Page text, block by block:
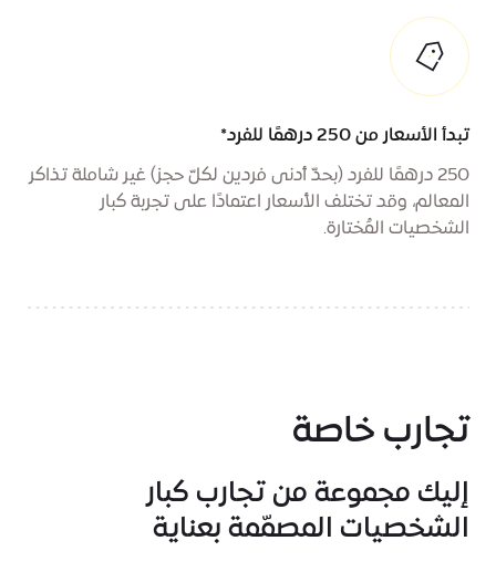
تبدأ الأسعار من 250 درهمًا للفرد*
250 درهمًا للفرد (بحدّ أدنى فردين لكلّ حجز) غير شاملة تذاكر
المعالم، وقد تختلف الأسعار اعتمادًا على تجربة كبار
الشخصيات المُختارة.
تجارب خاصة
إليك مجموعة من تجارب كبار
الشخصيات المصمّمة بعناية